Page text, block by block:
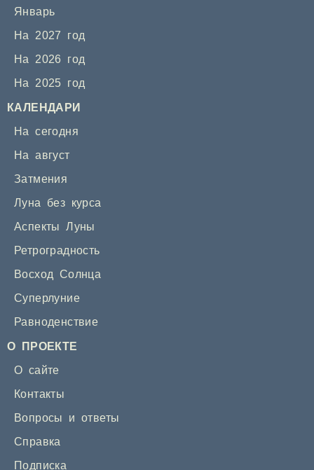
Январь
На 2027 год
На 2026 год
На 2025 год
КАЛЕНДАРИ
На сегодня
На август
Затмения
Луна без курса
Аспекты Луны
Ретроградность
Восход Солнца
Суперлуние
Равноденствие
О ПРОЕКТЕ
О сайте
Контакты
Вопросы и ответы
Справка
Подписка